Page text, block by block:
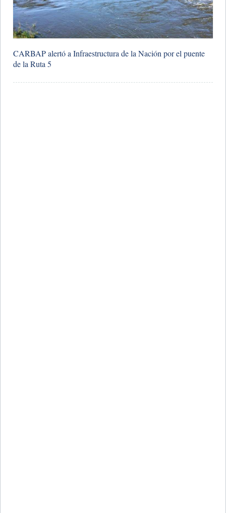
CARBAP alertó a Infraestructura de la Nación por el puente
de la Ruta 5